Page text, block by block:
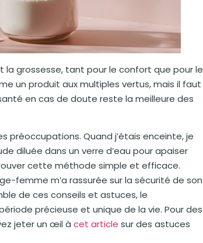
la grossesse, tant pour le confort que pour le
un produit aux multiples vertus, mais il faut
en cas de doute reste la meilleure des
préoccupations. Quand j’étais enceinte, je
diluée dans un verre d’eau pour apaiser
cette méthode simple et efficace.
femme m’a rassurée sur la sécurité de son
de ces conseils et astuces, le
précieuse et unique de la vie. Pour des
jeter un œil à cet article sur des astuces